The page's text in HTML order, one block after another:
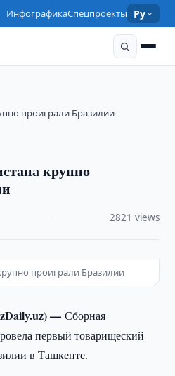
ИнфографикаСпецпроекты Ру
проиграли Бразилии
крупно
2821 views
проиграли Бразилии
—Сборная
первый товарищеский
в Ташкенте.